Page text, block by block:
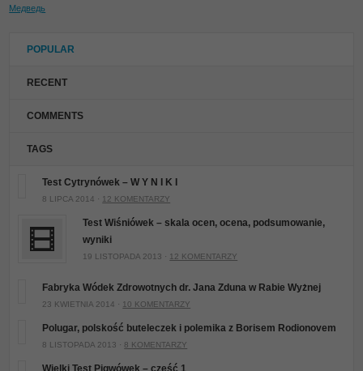
Медведь
POPULAR
RECENT
COMMENTS
TAGS
Test Cytrynówek – W Y N I K I
8 LIPCA 2014 · 12 KOMENTARZY
Test Wiśniówek – skala ocen, ocena, podsumowanie,
wyniki
19 LISTOPADA 2013 · 12 KOMENTARZY
Fabryka Wódek Zdrowotnych dr. Jana Zduna w Rabie Wyżnej
23 KWIETNIA 2014 · 10 KOMENTARZY
Polugar, polskość buteleczek i polemika z Borisem Rodionovem
8 LISTOPADA 2013 · 8 KOMENTARZY
Wielki Test Pigwówek – część 1